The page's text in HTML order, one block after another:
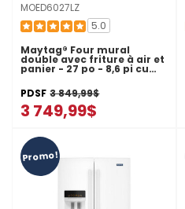
MOED6027LZ
5.0
Maytag® Four mural
double avec friture à air et
panier - 27 po - 8,6 pi cu
MOED6027LZ
PDSF 3 849,99$
3 749,99$
Promo!